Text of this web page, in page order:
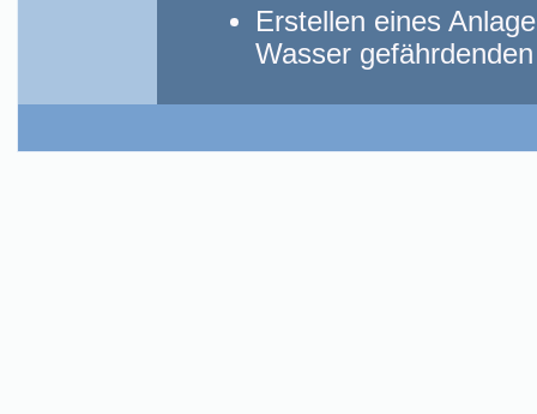
Erstellen eines
Wasser